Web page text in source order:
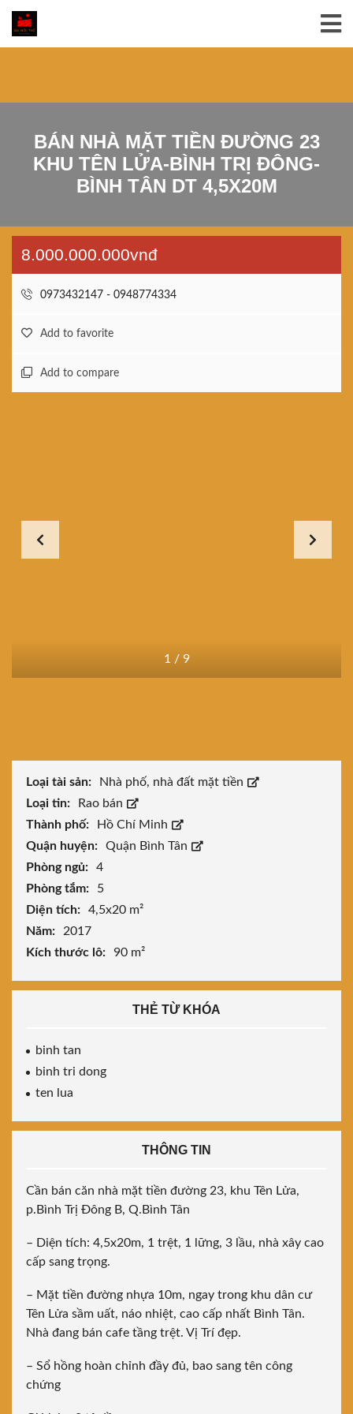
BÁN NHÀ MẶT TIỀN ĐƯỜNG 23
KHU TÊN LỬA-BÌNH TRỊ ĐÔNG-
BÌNH TÂN DT 4,5X20M
8.000.000.000vnđ
0973432147 - 0948774334
Add to favorite
Add to compare
1 / 9
Loại tài sản:
Nhà phố, nhà đất mặt tiền
Loại tin:
Rao bán
Thành phố:
Hồ Chí Minh
Quận huyện:
Quận Bình Tân
Phòng ngủ:
4
Phòng tắm:
5
Diện tích:
4,5x20 m²
Năm:
2017
Kích thước lô:
90 m²
THẺ TỪ KHÓA
binh tan
binh tri dong
ten lua
THÔNG TIN
Cần bán căn nhà mặt tiền đường 23, khu Tên Lửa,
p.Bình Trị Đông B, Q.Bình Tân
– Diện tích: 4,5x20m, 1 trệt, 1 lững, 3 lầu, nhà xây cao
cấp sang trọng.
– Mặt tiền đường nhựa 10m, ngay trong khu dân cư
Tên Lửa sầm uất, náo nhiệt, cao cấp nhất Bình Tân.
Nhà đang bán cafe tầng trệt. Vị Trí đẹp.
– Sổ hồng hoàn chỉnh đầy đủ, bao sang tên công
chứng